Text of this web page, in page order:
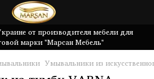
от производителя мебели для
марки "Марсан Мебель"
Умывальники из